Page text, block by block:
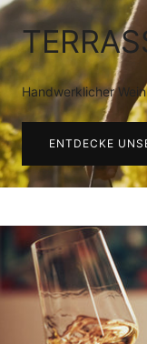
Handwerklicher
ENTDECKE